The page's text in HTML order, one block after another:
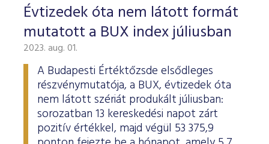
Évtizedek óta nem látott formát
mutatott a BUX index júliusban
2023. aug. 01.
A Budapesti Értéktőzsde elsődleges
részvénymutatója, a BUX, évtizedek óta
nem látott szériát produkált júliusban:
sorozatban 13 kereskedési napot zárt
pozitív értékkel, majd végül 53 375,9